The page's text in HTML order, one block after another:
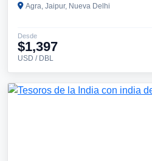
Agra, Jaipur, Nueva Delhi
Desde
$1,397
USD / DBL